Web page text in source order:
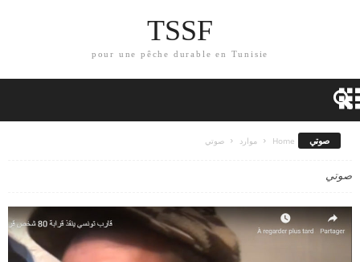
TSSF
pour une pêche durable en Tunisie
صوتي Home موارد صوتي
صوتي